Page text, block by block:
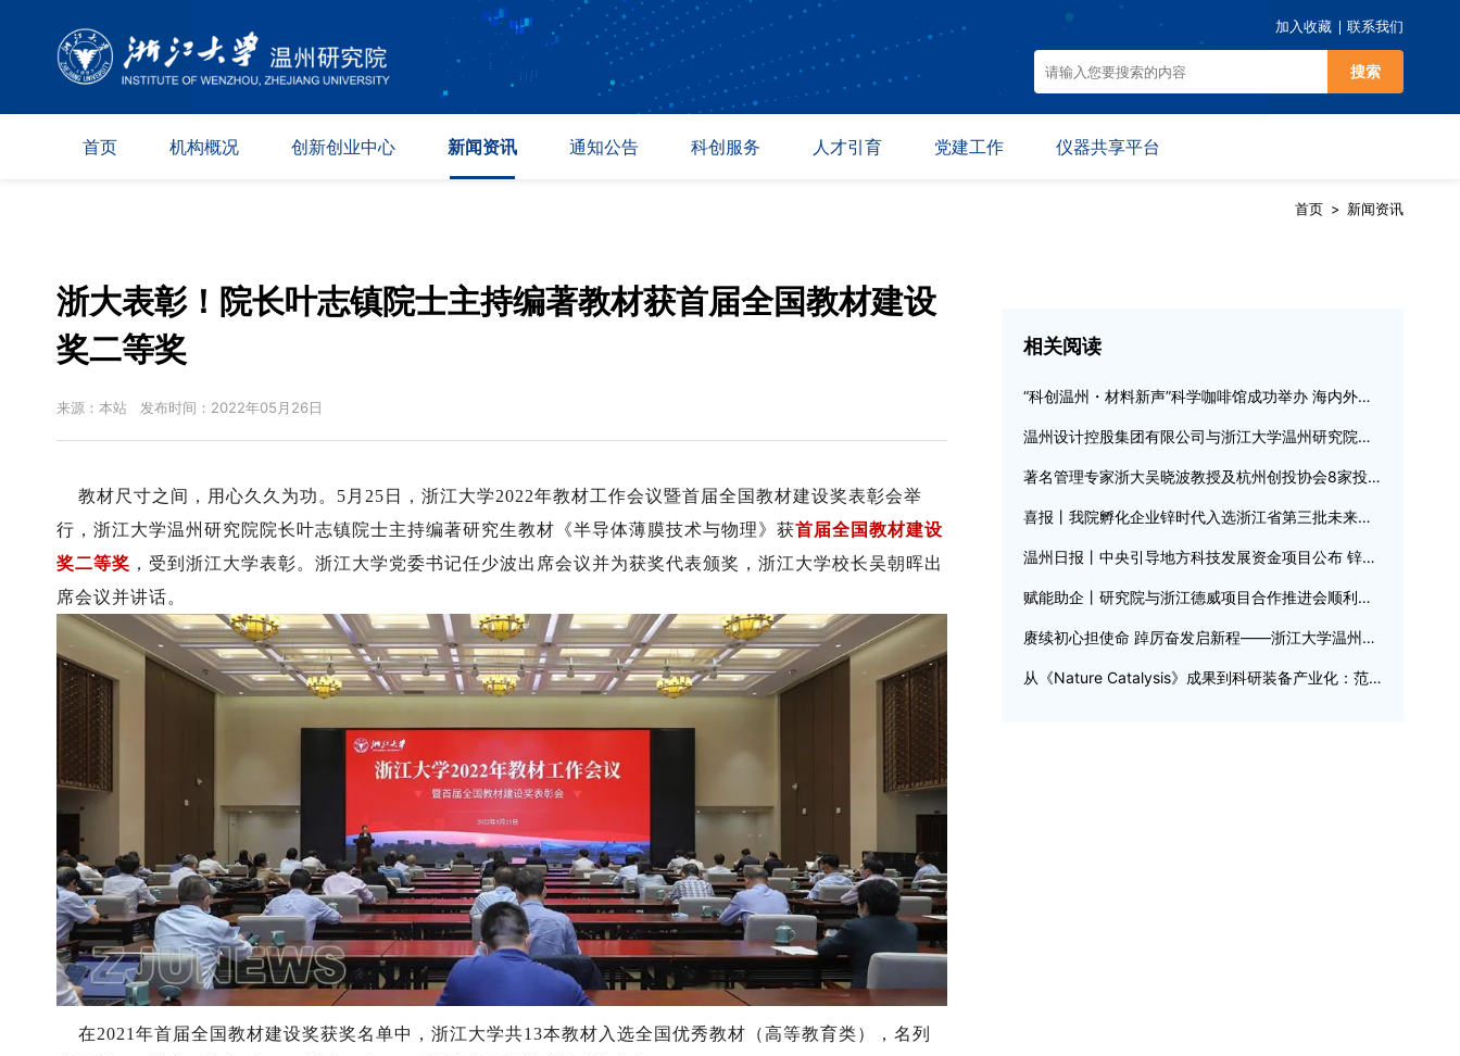
加入收藏 联系我们
搜索
首页 机构概况
组织架构
学术委员会
专家委员会
园区保障
联系方式
创新创业中心
生命健康
新闻资讯
媒体报道
通知公告
采购信息
科创服务
紫金港科创基地
人才引育
教育培训
党建工作 仪器共享平台
首页 > 新闻资讯
浙大表彰！院长叶志镇院士主持编著教材获首届全国教材建设
奖二等奖
来源：本站 发布时间：2022年05月26日
教材尺寸之间，用心久久为功。5月25日，浙江大学2022年教材工作会议暨首届全国教材建设奖表彰会举
行，浙江大学温州研究院院长叶志镇院士主持编著研究生教材《半导体薄膜技术与物理》获首届全国教材建设
奖二等奖 ，受到浙江大学表彰。浙江大学党委书记任少波出席会议并为获奖代表颁奖，浙江大学校长吴朝晖出
席会议并讲话。
在2021年首届全国教材建设奖获奖名单中，浙江大学共13本教材入选全国优秀教材（高等教育类），名列
相关阅读
“科创温州・材料新声”科学咖啡馆成功举办 海内外专家共探催化新材料与氢能国际合作
温州设计控股集团有限公司与浙江大学温州研究院达成战略合作
著名管理专家浙大吴晓波教授及杭州创投协会8家投资机构来访考察
喜报丨我院孵化企业锌时代入选浙江省第三批未来产业“四库”培育名单
温州日报丨中央引导地方科技发展资金项目公布 锌芯钛晶获500万元奖补
赋能助企丨研究院与浙江德威项目合作推进会顺利召开
赓续初心担使命 踔厉奋发启新程——浙江大学温州研究院党总支委员会换届选举大会圆满召开
从《Nature Catalysis》成果到科研装备产业化：范本科技原位表征平台助力非热等离子体催化研究